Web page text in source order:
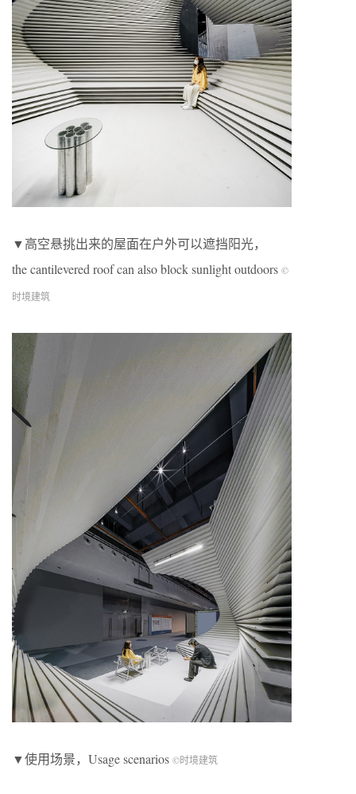
▼高空悬挑出来的屋面在户外可以遮挡阳光，
the cantilevered roof can also block sunlight outdoors ©
时境建筑
▼使用场景，Usage scenarios ©时境建筑